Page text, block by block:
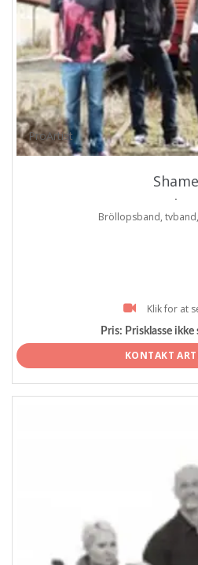
ProArtist
Shame
.
Bröllopsband,
Klik for at
Pris: Prisklasse
KONTAKT